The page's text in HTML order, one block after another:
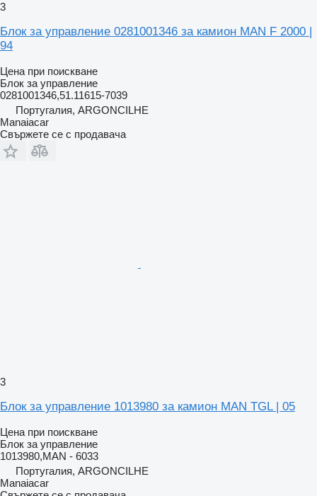
3
Блок за управление 0281001346 за камион MAN F 2000 |
94
Цена при поискване
Блок за управление
0281001346,51.11615-7039
Португалия, ARGONCILHE
Manaiacar
Свържете се с продавача
3
Блок за управление 1013980 за камион MAN TGL | 05
Цена при поискване
Блок за управление
1013980,MAN - 6033
Португалия, ARGONCILHE
Manaiacar